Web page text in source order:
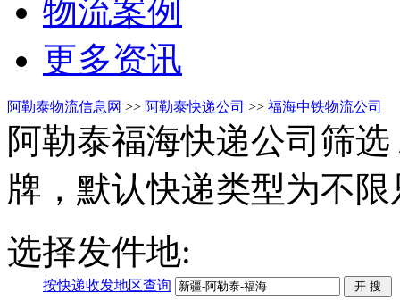
物流案例
更多资讯
阿勒泰物流信息网 >> 阿勒泰快递公司 >> 福海中铁物流公司
阿勒泰福海快递公司筛选
牌，默认快递类型为不
选择发件地:
按快递收发地区查询